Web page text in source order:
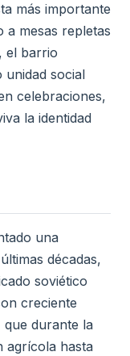
más importante
a mesas repletas
el barrio
social
celebraciones,
la identidad
una
décadas,
soviético
creciente
durante la
agrícola hasta